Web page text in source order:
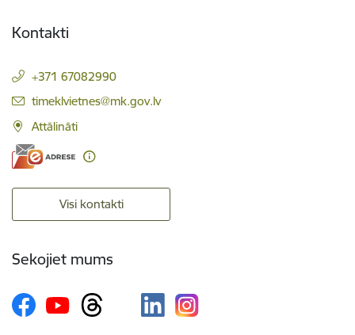
Kontakti
+371 67082990
E-pasts:
timeklvietnes@mk.gov.lv
Attālināti
Visi kontakti
Sekojiet mums